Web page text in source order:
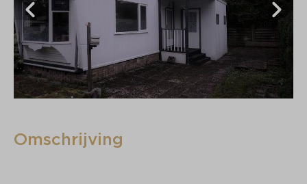
Omschrijving